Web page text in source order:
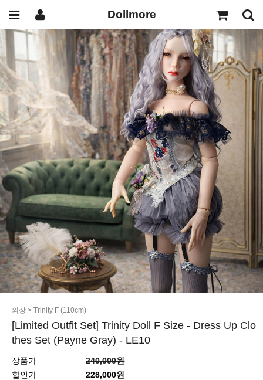
Dollmore
의상 > Trinity F (110cm)
[Limited Outfit Set] Trinity Doll F Size - Dress Up Clo
thes Set (Payne Gray) - LE10
상품가
240,000원
할인가
228,000원